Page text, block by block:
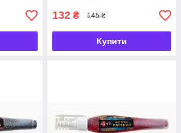
132 ₴ 145 ₴
Купити